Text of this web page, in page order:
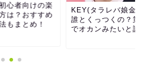
レバ娘金髪)は
くの？第8話
たいと話...
高橋一生のソファー
ランドや値段は？お
れイズムで話題に！